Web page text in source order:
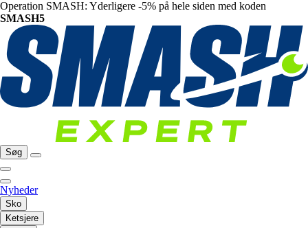
Operation SMASH: Yderligere -5% på hele siden med koden
SMASH5
Søg
Nyheder
Sko
Ketsjere